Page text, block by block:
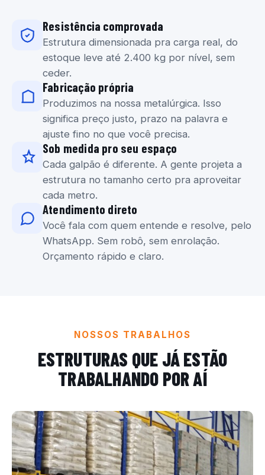
Resistência comprovada
Estrutura dimensionada pra carga real, do
estoque leve até 2.400 kg por nível, sem
ceder.
Fabricação própria
Produzimos na nossa metalúrgica. Isso
significa preço justo, prazo na palavra e
ajuste fino no que você precisa.
Sob medida pro seu espaço
Cada galpão é diferente. A gente projeta a
estrutura no tamanho certo pra aproveitar
cada metro.
Atendimento direto
Você fala com quem entende e resolve, pelo
WhatsApp. Sem robô, sem enrolação.
Orçamento rápido e claro.
NOSSOS TRABALHOS
ESTRUTURAS QUE JÁ ESTÃO
TRABALHANDO POR AÍ